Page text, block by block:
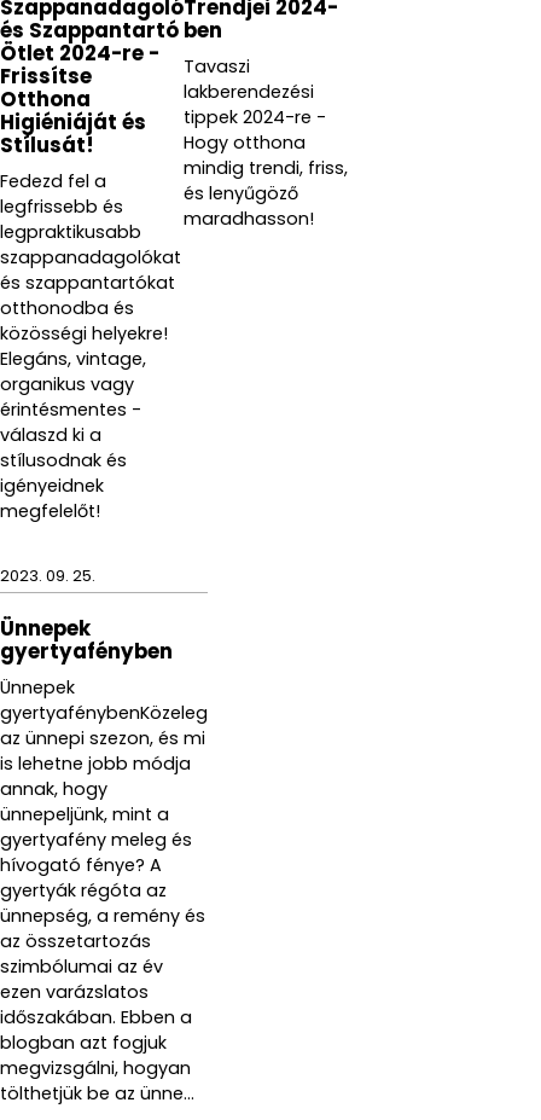
Szappanadagoló
és Szappantartó
Ötlet 2024-re -
Frissítse
Otthona
Higiéniáját és
Stílusát!
Fedezd fel a
legfrissebb és
legpraktikusabb
szappanadagolókat
és szappantartókat
otthonodba és
közösségi helyekre!
Elegáns, vintage,
organikus vagy
érintésmentes -
válaszd ki a
stílusodnak és
igényeidnek
megfelelőt!
Trendjei 2024-
ben
Tavaszi
lakberendezési
tippek 2024-re -
Hogy otthona
mindig trendi, friss,
és lenyűgöző
maradhasson!
2023. 09. 25.
Ünnepek
gyertyafényben
Ünnepek
gyertyafénybenKözeleg
az ünnepi szezon, és mi
is lehetne jobb módja
annak, hogy
ünnepeljünk, mint a
gyertyafény meleg és
hívogató fénye? A
gyertyák régóta az
ünnepség, a remény és
az összetartozás
szimbólumai az év
ezen varázslatos
időszakában. Ebben a
blogban azt fogjuk
megvizsgálni, hogyan
tölthetjük be az ünne...